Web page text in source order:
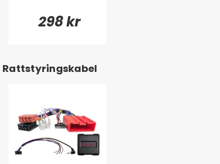
298 kr
Rattstyringskabel